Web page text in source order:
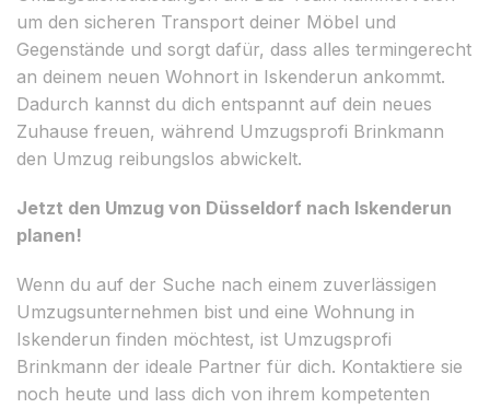
um den sicheren Transport deiner Möbel und
Gegenstände und sorgt dafür, dass alles termingerecht
an deinem neuen Wohnort in Iskenderun ankommt.
Dadurch kannst du dich entspannt auf dein neues
Zuhause freuen, während Umzugsprofi Brinkmann
den Umzug reibungslos abwickelt.
Jetzt den Umzug von Düsseldorf nach Iskenderun
planen!
Wenn du auf der Suche nach einem zuverlässigen
Umzugsunternehmen bist und eine Wohnung in
Iskenderun finden möchtest, ist Umzugsprofi
Brinkmann der ideale Partner für dich. Kontaktiere sie
noch heute und lass dich von ihrem kompetenten